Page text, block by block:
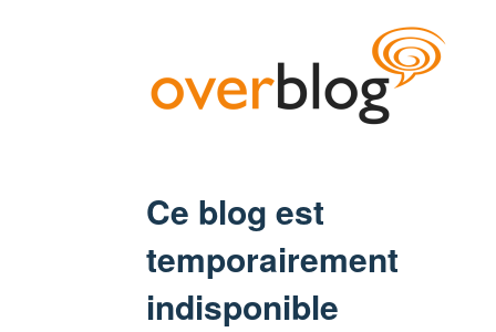
Ce blog est
temporairement
indisponible